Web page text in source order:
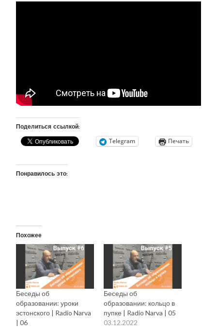
Поделиться ссылкой:
Telegram Печать
Понравилось это:
Похожее
Беседы об
образовании: уроки
эстонского | Radio Narva
| 06
Беседы об
образовании: кольцо в
пупке | Radio Narva | 05
03.12.2022